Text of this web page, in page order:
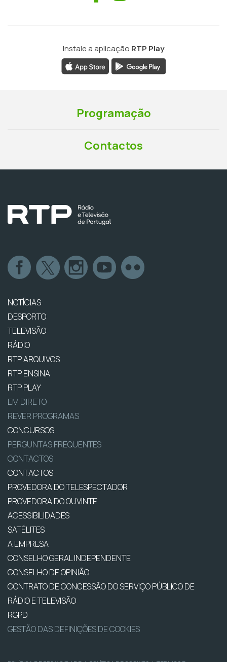
Instale a aplicação RTP Play
Programação
Contactos
NOTÍCIAS
DESPORTO
TELEVISÃO
RÁDIO
RTP ARQUIVOS
RTP ENSINA
RTP PLAY
EM DIRETO
REVER PROGRAMAS
CONCURSOS
PERGUNTAS FREQUENTES
CONTACTOS
CONTACTOS
PROVEDORA DO TELESPECTADOR
PROVEDORA DO OUVINTE
ACESSIBILIDADES
SATÉLITES
A EMPRESA
CONSELHO GERAL INDEPENDENTE
CONSELHO DE OPINIÃO
CONTRATO DE CONCESSÃO DO SERVIÇO PÚBLICO DE
RÁDIO E TELEVISÃO
RGPD
GESTÃO DAS DEFINIÇÕES DE COOKIES